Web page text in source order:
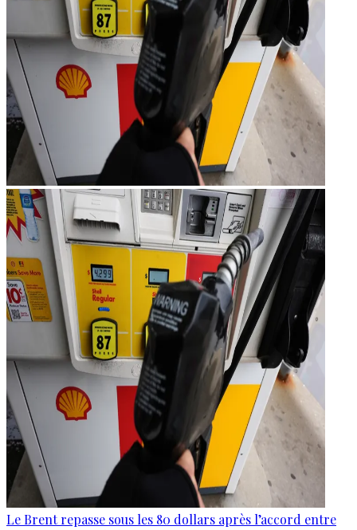
Le Brent repasse sous les 80 dollars après l’accord entre